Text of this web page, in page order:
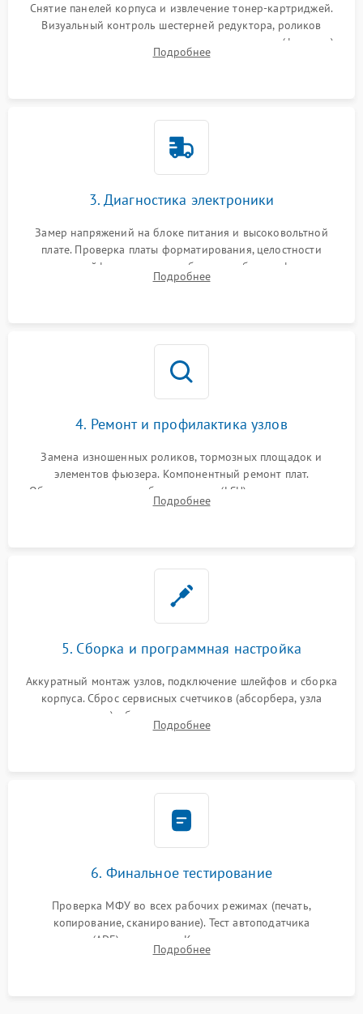
Снятие панелей корпуса и извлечение тонер-картриджей.
Визуальный контроль шестерней редуктора, роликов
захвата, термопленки и прижимного вала в печи (фьюзере).
Проверка оптики сканера на загрязнения.
Подробнее
3. Диагностика электроники
Замер напряжений на блоке питания и высоковольтной
плате. Проверка платы форматирования, целостности
плоских шлейфов сканера и работоспособности флажков и
оптопар (датчиков прохождения бумаги).
Подробнее
4. Ремонт и профилактика узлов
Замена изношенных роликов, тормозных площадок и
элементов фьюзера. Компонентный ремонт плат.
Обязательная очистка блока лазера (LSU), зеркал и тракта
печати от просыпанного тонера и бумажной пыли.
Подробнее
5. Сборка и программная настройка
Аккуратный монтаж узлов, подключение шлейфов и сборка
корпуса. Сброс сервисных счетчиков (абсорбера, узла
закрепления), обновление прошивки и программная
калибровка цветопередачи и позиционирования сканера.
Подробнее
6. Финальное тестирование
Проверка МФУ во всех рабочих режимах (печать,
копирование, сканирование). Тест автоподатчика
документов (ADF) и дуплекса. Контроль качества отпечатка
на отсутствие серого фона, полос и надежность запекания
Подробнее